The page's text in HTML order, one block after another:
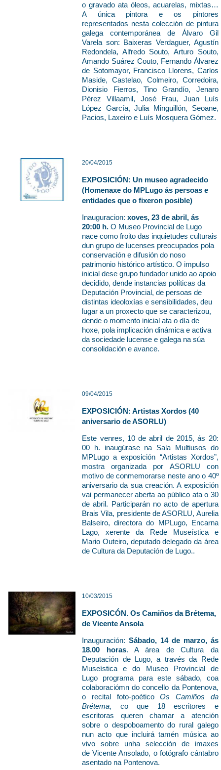
o gravado ata óleos, acuarelas, mixtas…
A única pintora e os pintores
representados nesta colección de pintura
galega contemporánea de Álvaro Gil
Varela son: Baixeras Verdaguer, Agustín
Redondela, Alfredo Souto, Arturo Souto,
Amando Suárez Couto, Fernando Álvarez
de Sotomayor, Francisco Llorens, Carlos
Maside, Castelao, Colmeiro, Corredoira,
Dionisio Fierros, Tino Grandío, Jenaro
Pérez Villaamil, José Frau, Juan Luís
López García, Julia Minguillón, Seoane,
Pacios, Laxeiro e Luís Mosquera Gómez.
20/04/2015
EXPOSICIÓN: Un museo agradecido
(Homenaxe do MPLugo ás persoas e
entidades que o fixeron posible)
Inauguracion:xoves, 23 de abril, ás
20:00 h. O Museo Provincial de Lugo
nace como froito das inquietudes culturais
dun grupo de lucenses preocupados pola
conservación e difusión do noso
patrimonio histórico artístico. O impulso
inicial dese grupo fundador unido ao apoio
decidido, dende instancias políticas da
Deputación Provincial, de persoas de
distintas ideoloxías e sensibilidades, deu
lugar a un proxecto que se caracterizou,
dende o momento inicial ata o día de
hoxe, pola implicación dinámica e activa
da sociedade lucense e galega na súa
consolidación e avance.
09/04/2015
EXPOSICIÓN: Artistas Xordos (40
aniversario de ASORLU)
Este venres, 10 de abril de 2015, ás 20:
00 h. inaugúrase na Sala Multiusos do
MPLugo a exposición “Artistas Xordos”,
mostra organizada por ASORLU con
motivo de conmemorarse neste ano o 40º
aniversario da sua creación. A exposición
vai permanecer aberta ao público ata o 30
de abril. Participarán no acto de apertura
Brais Vila, presidente de ASORLU, Aurelia
Balseiro, directora do MPLugo, Encarna
Lago, xerente da Rede Museística e
Mario Outeiro, deputado delegado da área
de Cultura da Deputación de Lugo..
10/03/2015
EXPOSICÓN. Os Camiños da Brétema,
de Vicente Ansola
Inauguración:Sábado, 14 de marzo, ás
18.00 horas. A área de Cultura da
Deputación de Lugo, a través da Rede
Museística e do Museo Provincial de
Lugo programa para este sábado, coa
colaboraciómn do concello da Pontenova,
o recital foto-poéticoOs Camiños da
Brétema, co que 18 escritores e
escritoras queren chamar a atención
sobre o despoboamento do rural galego
nun acto que incluirá tamén música ao
vivo sobre unha selección de imaxes
de Vicente Ansolado, o fotógrafo cántabro
asentado na Pontenova.